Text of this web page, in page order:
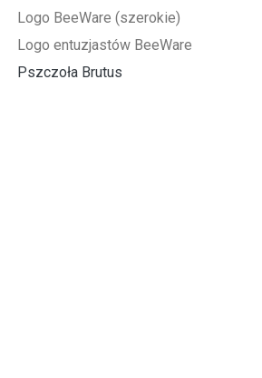
Logo BeeWare (szerokie)
Logo entuzjastów BeeWare
Pszczoła Brutus